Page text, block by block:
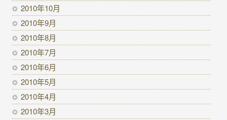
2010年10月
2010年9月
2010年8月
2010年7月
2010年6月
2010年5月
2010年4月
2010年3月